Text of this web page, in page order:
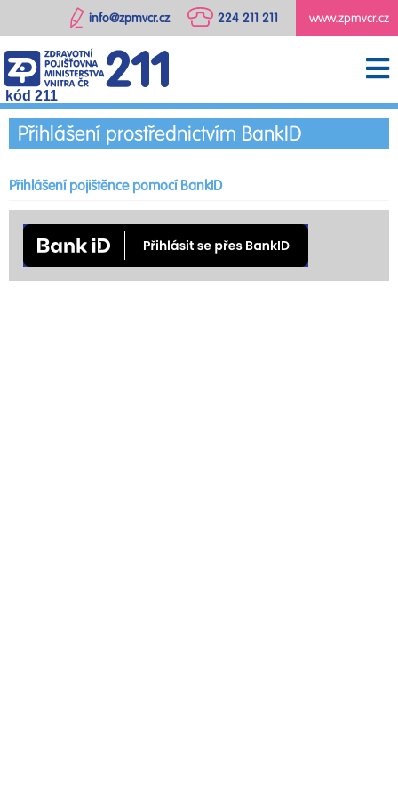
www.zpmvcr.cz
224 211 211
info@zpmvcr.cz
kód 211
Přihlášení prostřednictvím BankID
Přihlášení pojištěnce pomocí BankID